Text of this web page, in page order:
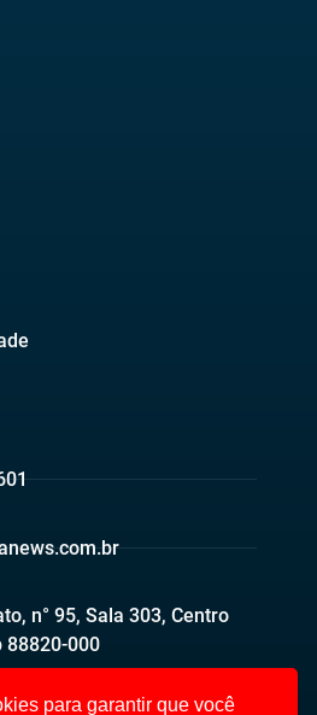
n° 95, Sala 303, Centro
88820-000
para garantir que você